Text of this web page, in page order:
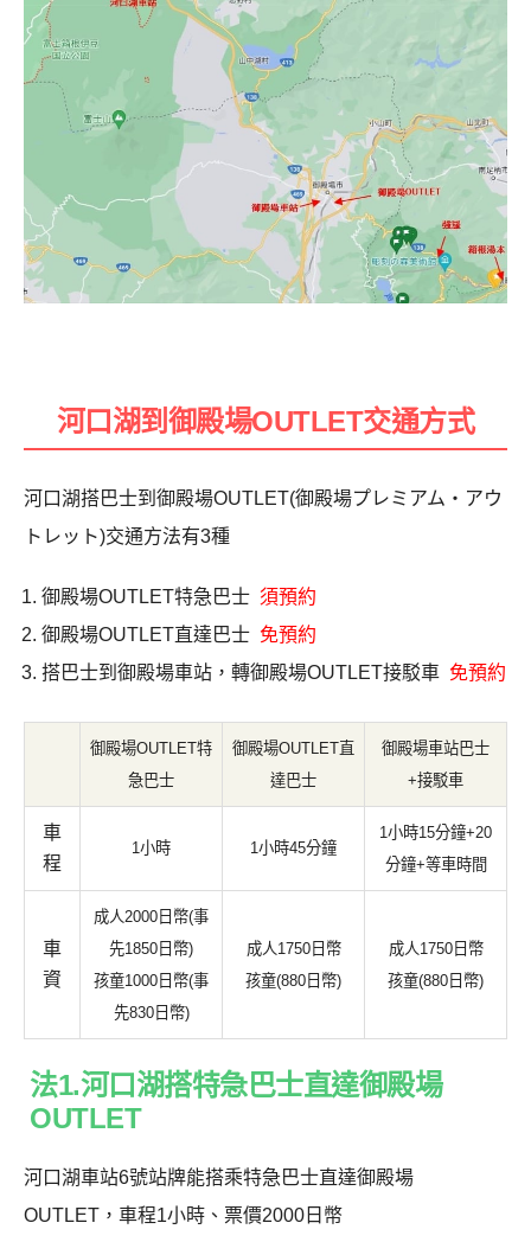
河口湖到御殿場OUTLET交通方式
河口湖搭巴士到御殿場OUTLET(御殿場プレミアム・アウ
トレット)交通方法有3種
御殿場OUTLET特急巴士 須預約
御殿場OUTLET直達巴士 免預約
搭巴士到御殿場車站，轉御殿場OUTLET接駁車 免預約
御殿場OUTLET特
急巴士
御殿場OUTLET直
達巴士
御殿場車站巴士
+接駁車
車
程
1小時 1小時45分鐘
1小時15分鐘+20
分鐘+等車時間
車
資
成人2000日幣(事
先1850日幣)
孩童1000日幣(事
先830日幣)
成人1750日幣
孩童(880日幣)
成人1750日幣
孩童(880日幣)
法1.河口湖搭特急巴士直達御殿場
OUTLET
河口湖車站6號站牌能搭乘特急巴士直達御殿場
OUTLET，車程1小時、票價2000日幣